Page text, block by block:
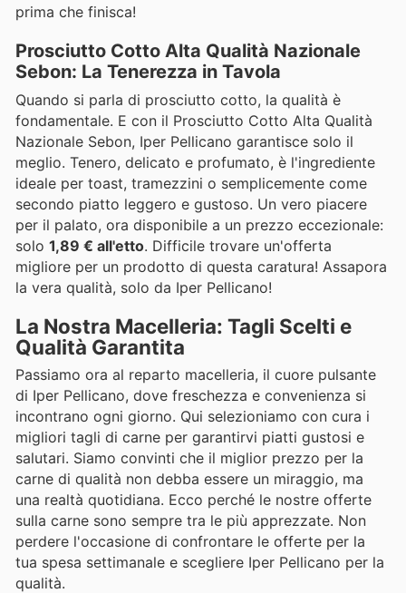
prima che finisca!
Prosciutto Cotto Alta Qualità Nazionale
Sebon: La Tenerezza in Tavola
Quando si parla di prosciutto cotto, la qualità è
fondamentale. E con il Prosciutto Cotto Alta Qualità
Nazionale Sebon, Iper Pellicano garantisce solo il
meglio. Tenero, delicato e profumato, è l'ingrediente
ideale per toast, tramezzini o semplicemente come
secondo piatto leggero e gustoso. Un vero piacere
per il palato, ora disponibile a un prezzo eccezionale:
solo 1,89 € all'etto. Difficile trovare un'offerta
migliore per un prodotto di questa caratura! Assapora
la vera qualità, solo da Iper Pellicano!
La Nostra Macelleria: Tagli Scelti e
Qualità Garantita
Passiamo ora al reparto macelleria, il cuore pulsante
di Iper Pellicano, dove freschezza e convenienza si
incontrano ogni giorno. Qui selezioniamo con cura i
migliori tagli di carne per garantirvi piatti gustosi e
salutari. Siamo convinti che il miglior prezzo per la
carne di qualità non debba essere un miraggio, ma
una realtà quotidiana. Ecco perché le nostre offerte
sulla carne sono sempre tra le più apprezzate. Non
perdere l'occasione di confrontare le offerte per la
tua spesa settimanale e scegliere Iper Pellicano per la
qualità.